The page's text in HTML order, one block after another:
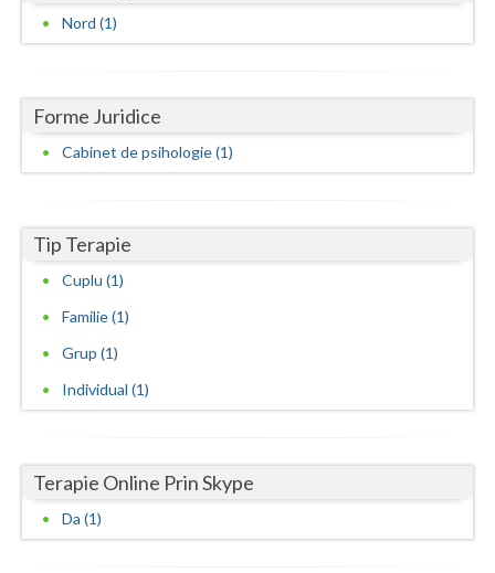
Hunedoara
Iasi
Ilfov
Mehedinti
Mures
Salaj
Satu-Mare
Nord (1)
Forme Juridice
Cabinet de psihologie (1)
Tip Terapie
Cuplu (1)
Familie (1)
Grup (1)
Individual (1)
Terapie Online Prin Skype
Da (1)